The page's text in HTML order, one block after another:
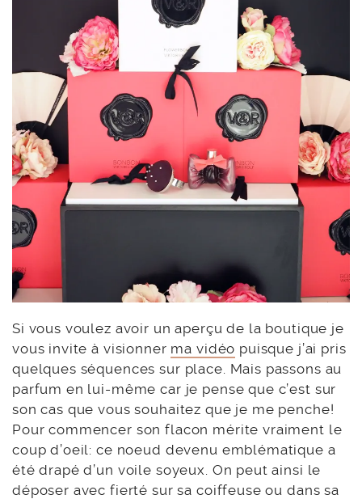
Si vous voulez avoir un aperçu de la boutique je
vous invite à visionner ma vidéo puisque j’ai pris
quelques séquences sur place. Mais passons au
parfum en lui-même car je pense que c’est sur
son cas que vous souhaitez que je me penche!
Pour commencer son flacon mérite vraiment le
coup d’oeil: ce noeud devenu emblématique a
été drapé d’un voile soyeux. On peut ainsi le
déposer avec fierté sur sa coiffeuse ou dans sa